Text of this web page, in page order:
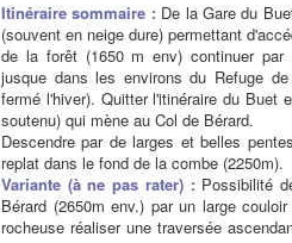
Itinéraire sommaire : De la Gare du
(souvent en neige dure) permettant
de la forêt (1650 m env) continuer
jusque dans les environs du Refuge
fermé l'hiver). Quitter l'itinéraire du Buet
soutenu) qui mène au Col de Bérard.
Descendre par de larges et belles
replat dans le fond de la combe (2250m).
Variante (à ne pas rater) : Possibilité
Bérard (2650m env.) par un large
rocheuse réaliser une traversée